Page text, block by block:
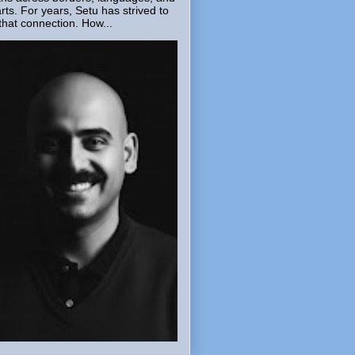
For years, Setu has strived to
connection. How...